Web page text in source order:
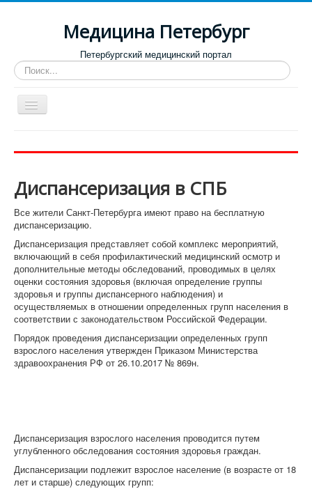
Медицина Петербург
Петербургский медицинский портал
Искать...
Toggle
Navigation
Роддома и женские консультации
Диспансеры
Лучшие клиники по направлениям
Отзывы о медицинских учреждениях
Диспансеризация в СПБ
Все жители Санкт-Петербурга имеют право на бесплатную
диспансеризацию.
Диспансеризация представляет собой комплекс мероприятий,
включающий в себя профилактический медицинский осмотр и
дополнительные методы обследований, проводимых в целях
оценки состояния здоровья (включая определение группы
здоровья и группы диспансерного наблюдения) и
осуществляемых в отношении определенных групп населения в
соответствии с законодательством Российской Федерации.
Порядок проведения диспансеризации определенных групп
взрослого населения утвержден Приказом Министерства
здравоохранения РФ от 26.10.2017 № 869н.
Диспансеризация взрослого населения проводится путем
углубленного обследования состояния здоровья граждан.
Диспансеризации подлежит взрослое население (в возрасте от 18
лет и старше) следующих групп: